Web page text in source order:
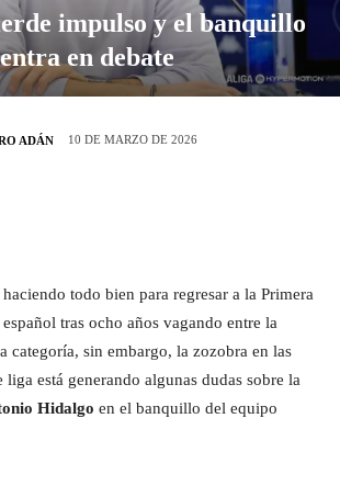
impulso y el banquillo
en debate
ADÁN 10 DE MARZO DE 2026
haciendo todo bien para regresar a la Primera
tras ocho años vagando entre la
categoría, sin embargo, la zozobra en las
liga está generando algunas dudas sobre la
Hidalgo en el banquillo del equipo